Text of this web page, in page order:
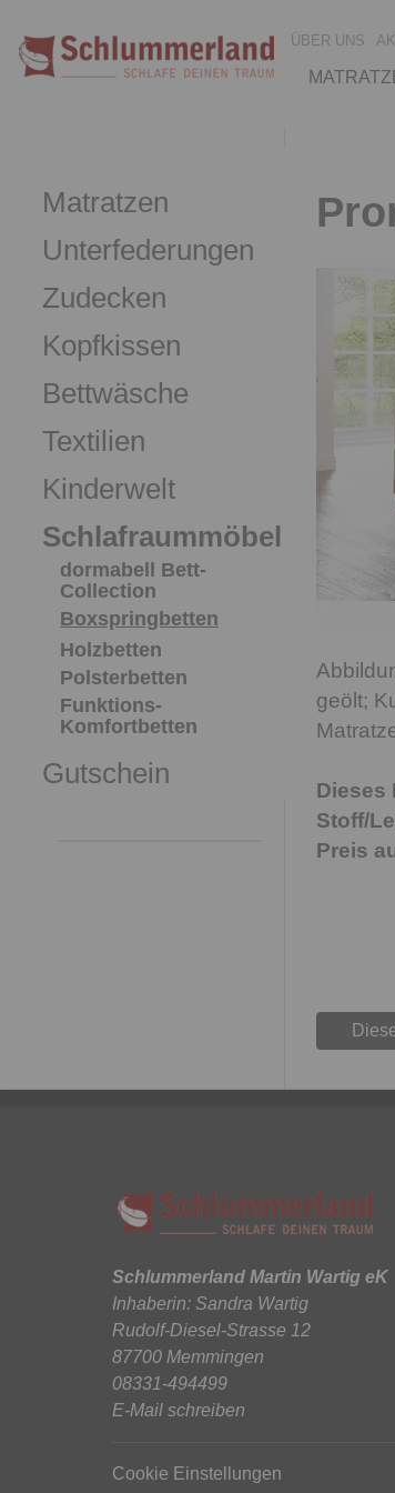
ÜBER UNS
Matratzen
Unterfederungen
Zudecken
Kopfkissen
Bettwäsche
Textilien
Kinderwelt
Schlafraummöbel
dormabell Bett-
Collection
Boxspringbetten
Holzbetten
Polsterbetten
Funktions-
Komfortbetten
Gutschein
geölt;
Dieses
Stoff/
Preis
Schlummerland Martin Wartig eK
Inhaberin: Sandra Wartig
Rudolf-Diesel-Strasse 12
87700 Memmingen
08331-494499
E-Mail schreiben
Cookie Einstellungen